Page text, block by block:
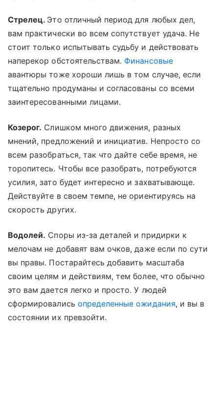
Стрелец. Это отличный период для любых дел,
вам практически во всем сопутствует удача. Не
стоит только испытывать судьбу и действовать
наперекор обстоятельствам. Финансовые
авантюры тоже хороши лишь в том случае, если
тщательно продуманы и согласованы со всеми
заинтересованными лицами.
Козерог. Слишком много движения, разных
мнений, предложений и инициатив. Непросто со
всем разобраться, так что дайте себе время, не
торопитесь. Чтобы все разобрать, потребуются
усилия, зато будет интересно и захватывающе.
Действуйте в своем темпе, не ориентируясь на
скорость других.
Водолей. Споры из-за деталей и придирки к
мелочам не добавят вам очков, даже если по сути
вы правы. Постарайтесь добавить масштаба
своим целям и действиям, тем более, что обычно
это вам дается легко и просто. У людей
сформировались определенные ожидания, и вы в
состоянии их превзойти.